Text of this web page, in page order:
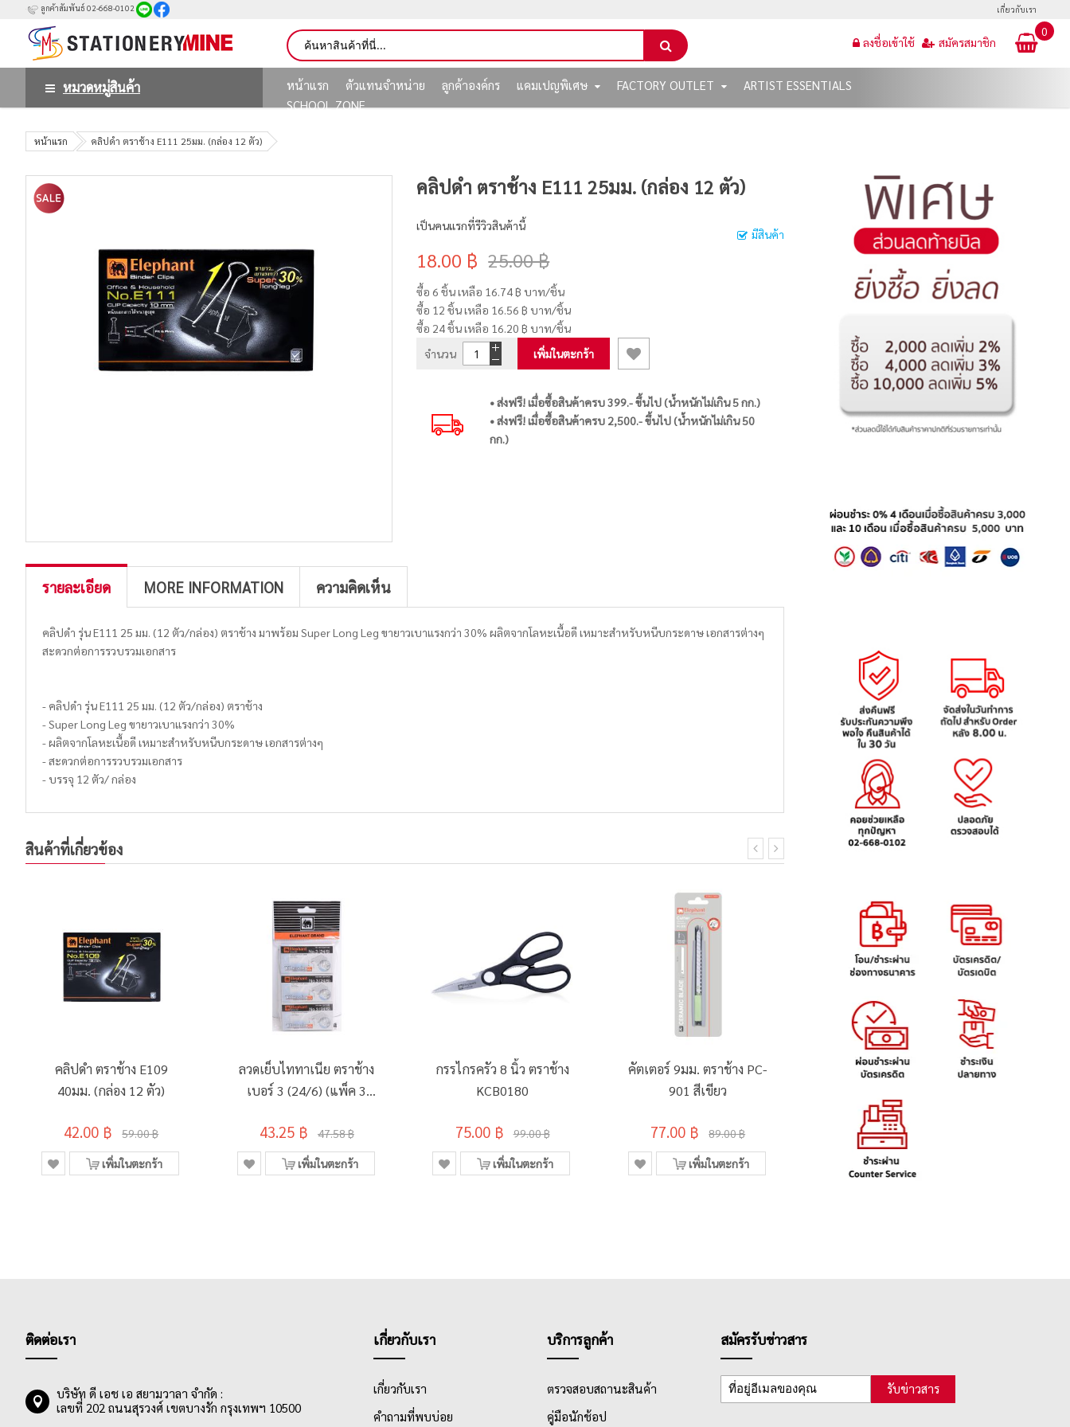
ลูกค้าสัมพันธ์ 02-668-0102 เกี่ยวกับเรา
0
ลงชื่อเข้าใช้ สมัครสมาชิก
หมวดหมู่สินค้า หน้าแรก ตัวแทนจำหน่าย ลูกค้าองค์กร แคมเปญพิเศษ FACTORY OUTLET
ARTIST ESSENTIALS
SCHOOL ZONE
หน้าแรก คลิปดำ ตราช้าง E111 25มม. (กล่อง 12 ตัว)
คลิปดำ ตราช้าง E111 25มม. (กล่อง 12 ตัว)
มีสินค้า
เป็นคนแรกที่รีวิวสินค้านี้
18.00 ฿ 25.00 ฿
ซื้อ 6 ชิ้น เหลือ 16.74 ฿ บาท/ชิ้น
ซื้อ 12 ชิ้น เหลือ 16.56 ฿ บาท/ชิ้น
ซื้อ 24 ชิ้น เหลือ 16.20 ฿ บาท/ชิ้น
จำนวน
เพิ่มในตะกร้า
• ส่งฟรี! เมื่อซื้อสินค้าครบ 399.- ขึ้นไป (น้ำหนักไม่เกิน 5 กก.)
• ส่งฟรี! เมื่อซื้อสินค้าครบ 2,500.- ขึ้นไป (น้ำหนักไม่เกิน 50
กก.)
รายละเอียด MORE INFORMATION ความคิดเห็น
คลิปดำ รุ่น E111 25 มม. (12 ตัว/กล่อง) ตราช้าง มาพร้อม Super Long Leg ขายาวเบาแรงกว่า 30% ผลิตจากโลหะเนื้อดี เหมาะสำหรับหนีบกระดาษ เอกสารต่างๆ
สะดวกต่อการรวบรวมเอกสาร
- คลิปดำ รุ่น E111 25 มม. (12 ตัว/กล่อง) ตราช้าง
- Super Long Leg ขายาวเบาแรงกว่า 30%
- ผลิตจากโลหะเนื้อดี เหมาะสำหรับหนีบกระดาษ เอกสารต่างๆ
- สะดวกต่อการรวบรวมเอกสาร
- บรรจุ 12 ตัว/ กล่อง
สินค้าที่เกี่ยวข้อง
คลิปดำ ตราช้าง E109
40มม. (กล่อง 12 ตัว)
42.00 ฿ 59.00 ฿
เพิ่มในตะกร้า
ลวดเย็บไททาเนีย ตราช้าง
เบอร์ 3 (24/6) (แพ็ค 3
43.25 ฿ 47.58 ฿
เพิ่มในตะกร้า
กรรไกรครัว 8 นิ้ว ตราช้าง
KCB0180
75.00 ฿ 99.00 ฿
เพิ่มในตะกร้า
คัตเตอร์ 9มม. ตราช้าง PC-
901 สีเขียว
77.00 ฿ 89.00 ฿
เพิ่มในตะกร้า
ลวดเย็บไททาเนีย ตราช้าง
80.00 ฿ 85.00 ฿
เพิ่มในตะกร้า
ติดต่อเรา
บริษัท ดี เอช เอ สยามวาลา จำกัด :
เลขที่ 202 ถนนสุรวงศ์ เขตบางรัก กรุงเทพฯ 10500
เกี่ยวกับเรา
เกี่ยวกับเรา
คำถามที่พบบ่อย
บริการลูกค้า
ตรวจสอบสถานะสินค้า
คู่มือนักช้อป
สมัครรับข่าวสาร
รับข่าวสาร